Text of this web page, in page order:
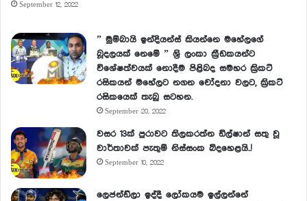
September 12, 2022
” මුම්බායි ඉන්දියන්ස් කියන්නෙ මහේලගේ
බූදලයක් නෙමේ ” ශ්‍රි ලංකා ක්‍රීඩකයන්ට
විශේෂත්වයක් නොදීම පිළිබද සමහර ක්‍රිකට්
රසිකයන් මහේලට නගන චෝදනා වලට, ක්‍රිකට්
රසිකයෙක් තැබු සටහන.
September 20, 2022
වසර 13ක් පුරාවට තිලකරත්න ඩිල්ෂාන් සතු වූ
වාර්තාවක් පැතුම් නිස්සංක බිදහෙළයි..!
September 10, 2022
ලෙජන්ඩ්ලා ඉද්දී ලෝකයම ඉල්ලන්නේ